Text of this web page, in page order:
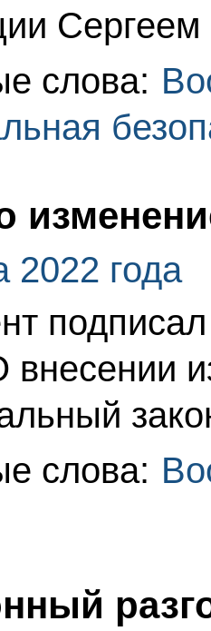
Сергеем
слова:
2022 года
внесении
слова: